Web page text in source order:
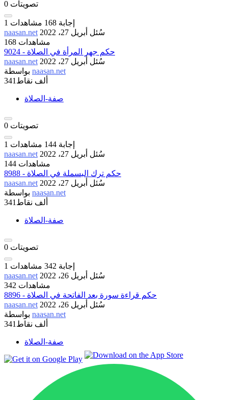
0 تصويتات
1 إجابة 168 مشاهدات
naasan.net
سُئل أبريل 27، 2022
168 مشاهدات
9024 - حكم جهر المرأة في الصلاة
naasan.net
سُئل أبريل 27، 2022
naasan.net
341ألف نقاط
صفة-الصلاة
0 تصويتات
1 إجابة 144 مشاهدات
naasan.net
سُئل أبريل 27، 2022
144 مشاهدات
8988 - حكم ترك البسملة في الصلاة
naasan.net
سُئل أبريل 27، 2022
naasan.net
341ألف نقاط
صفة-الصلاة
0 تصويتات
1 إجابة 342 مشاهدات
naasan.net
سُئل أبريل 26، 2022
342 مشاهدات
8896 - حكم قراءة سورة بعد الفاتحة في الصلاة
naasan.net
سُئل أبريل 26، 2022
naasan.net
341ألف نقاط
صفة-الصلاة